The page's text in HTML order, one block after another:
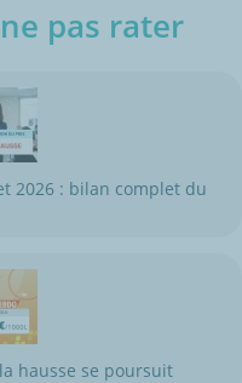
pas rater
2026 : bilan complet du
hausse se poursuit